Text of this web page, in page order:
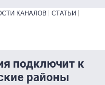
КАНАЛОВ
СТАТЬИ
подключит к
районы